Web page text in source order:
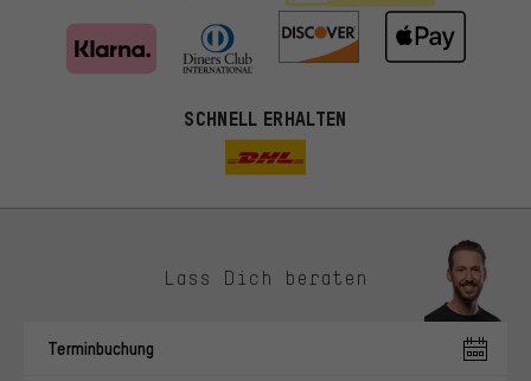
SCHNELL ERHALTEN
Lass Dich beraten
Terminbuchung
Du bekommst, statt zufälliger Werbung, genauer passende
Angebote von uns. Diese Cookies helfen uns, Deine Interessen